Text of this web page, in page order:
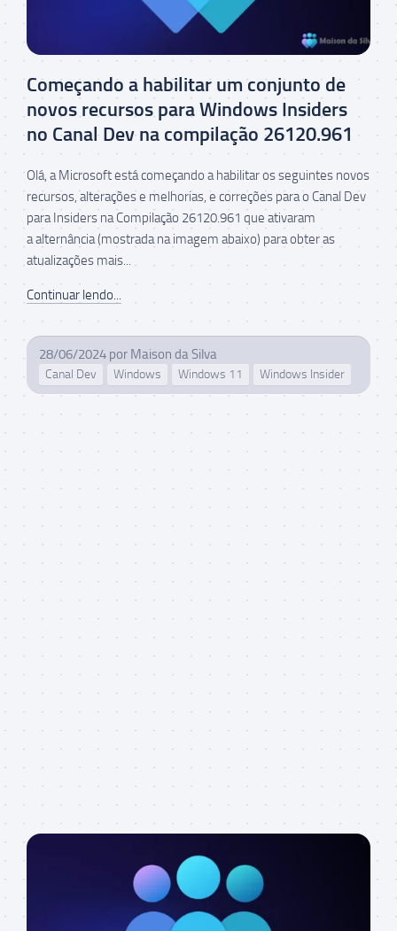
Começando a habilitar um conjunto de
novos recursos para Windows Insiders
no Canal Dev na compilação 26120.961
Olá, a Microsoft está começando a habilitar os seguintes novos
recursos, alterações e melhorias, e correções para o Canal Dev
para Insiders na Compilação 26120.961 que ativaram
a alternância (mostrada na imagem abaixo) para obter as
atualizações mais...
Continuar lendo...
28/06/2024 por Maison da Silva
Canal Dev Windows Windows 11 Windows Insider